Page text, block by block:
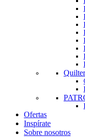
Ofertas
Inspírate
Sobre nosotros